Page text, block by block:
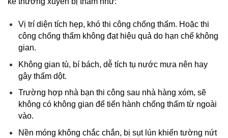
Vị trí diện tích hẹp, khó thi công chống thấm. Hoặc thi
công chống thấm không đạt hiệu quả do hạn chế không
gian.
Không gian tù, bí bách, dễ tích tụ nước mưa nên hay
gây thấm dột.
Trường hợp nhà bạn thi công sau nhà hàng xóm, sẽ
không có không gian để tiến hành chống thấm từ ngoài
vào.
Nền móng không chắc chắn, bị sụt lún khiến tường nứt